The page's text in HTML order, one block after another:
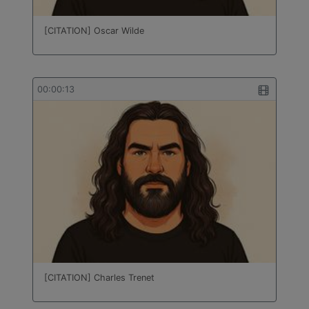
[CITATION] Oscar Wilde
00:00:13
[CITATION] Charles Trenet
bâtiment
Technologie